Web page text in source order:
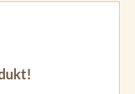
von 5 Sternen